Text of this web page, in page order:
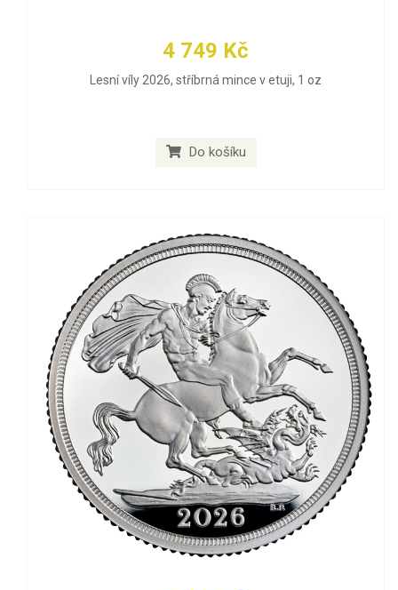
4 749 Kč
Lesní víly 2026, stříbrná mince v etuji, 1 oz
Do košíku